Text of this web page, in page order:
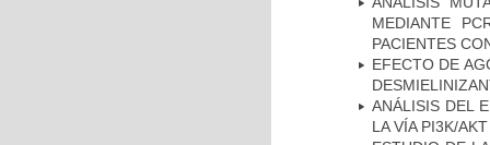
MEDIANTE
PACIENTES
EFECTO DE
ANÁLISIS DEL
LA VÍA PI3K/